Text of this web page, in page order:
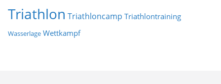
Triathlon Triathloncamp Triathlontraining
Wasserlage Wettkampf